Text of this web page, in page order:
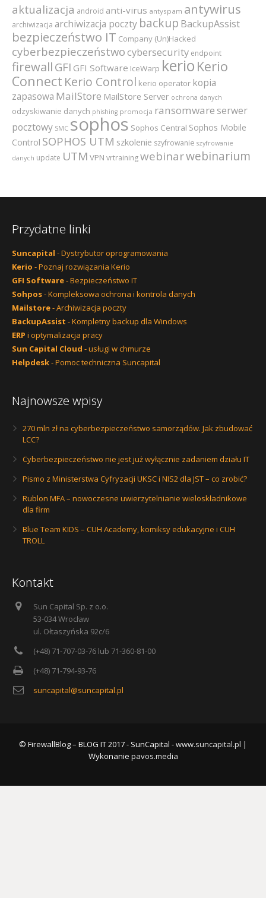
aktualizacja android anti-virus antyspam antywirus
archiwizacja archiwizacja poczty backup BackupAssist
bezpieczeństwo IT Company (Un)Hacked
cyberbezpieczeństwocybersecurity endpoint
firewall GFI GFI Software IceWarp kerio Kerio
Connect Kerio Control kerio operator kopia
zapasowa MailStore MailStore Server ochrona danych
odzyskiwanie danych phishing promocja ransomware serwer
pocztowy SMC sophos Sophos Central Sophos Mobile
Control SOPHOS UTM szkolenie szyfrowanie szyfrowanie
danych update UTM VPN vrtrainingwebinarwebinarium
Przydatne linki
Suncapital - Dystrybutor oprogramowania
Kerio - Poznaj rozwiązania Kerio
GFI Software- Bezpieczeństwo IT
Sohpos- Kompleksowa ochrona i kontrola danych
Mailstore- Archiwizacja poczty
BackupAssist - Kompletny backup dla Windows
ERP i optymalizacja pracy
Sun Capital Cloud - usługi w chmurze
Helpdesk- Pomoc techniczna Suncapital
Najnowsze wpisy
270 mln zł na cyberbezpieczeństwo samorządów. Jak zbudować
LCC?
Cyberbezpieczeństwo nie jest już wyłącznie zadaniem działu IT
Pismo z Ministerstwa Cyfryzacji UKSC i NIS2 dla JST – co zrobić?
Rublon MFA – nowoczesne uwierzytelnianie wieloskładnikowe
dla firm
Blue Team KIDS – CUH Academy, komiksy edukacyjne i CUH
TROLL
Kontakt
Sun Capital Sp. z o.o.
53-034 Wrocław
ul. Ołtaszyńska 92c/6
(+48) 71-707-03-76 lub 71-360-81-00
(+48) 71-794-93-76
suncapital@suncapital.pl
© FirewallBlog – BLOG IT 2017 - SunCapital -www.suncapital.pl |
Wykonanie pavos.media